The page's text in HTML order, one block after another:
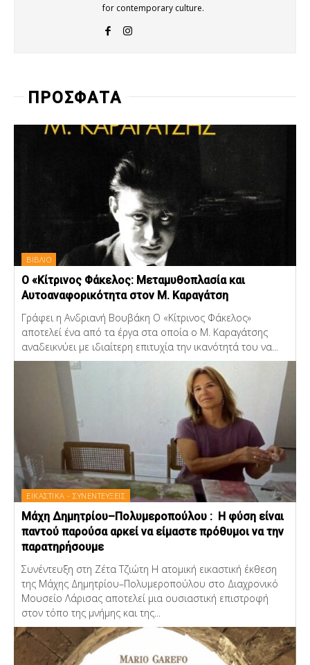
for contemporary culture.
ΠΡΟΣΦΑΤΑ
ΒΙΒΛΙΟ
Ο «Κίτρινος Φάκελος: Μεταμυθοπλασία και
Αυτοαναφορικότητα στον Μ. Καραγάτση
Γράφει η Ανδριανή Βουβάκη Ο «Κίτρινος Φάκελος»
αποτελεί ένα από τα έργα στα οποία ο Μ. Καραγάτσης
αναδεικνύει με ιδιαίτερη επιτυχία την ικανότητά του να...
ΕΙΚΑΣΤΙΚΑ - ΣΥΝΕΝΤΕΥΞΕΙΣ
Μάχη Δημητρίου–Πολυμεροπούλου : Η φύση είναι
παντού παρούσα αρκεί να είμαστε πρόθυμοι να την
παρατηρήσουμε
Συνέντευξη στη Ζέτα Τζιώτη Η ατομική εικαστική έκθεση
της Μάχης Δημητρίου–Πολυμεροπούλου στο Διαχρονικό
Μουσείο Λάρισας αποτελεί μια ουσιαστική επιστροφή
στον τόπο της μνήμης και της...